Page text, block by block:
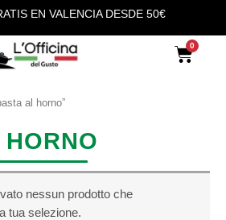
EN VALENCIA DESDE 50€
al horno”
nessun prodotto che
tua selezione.